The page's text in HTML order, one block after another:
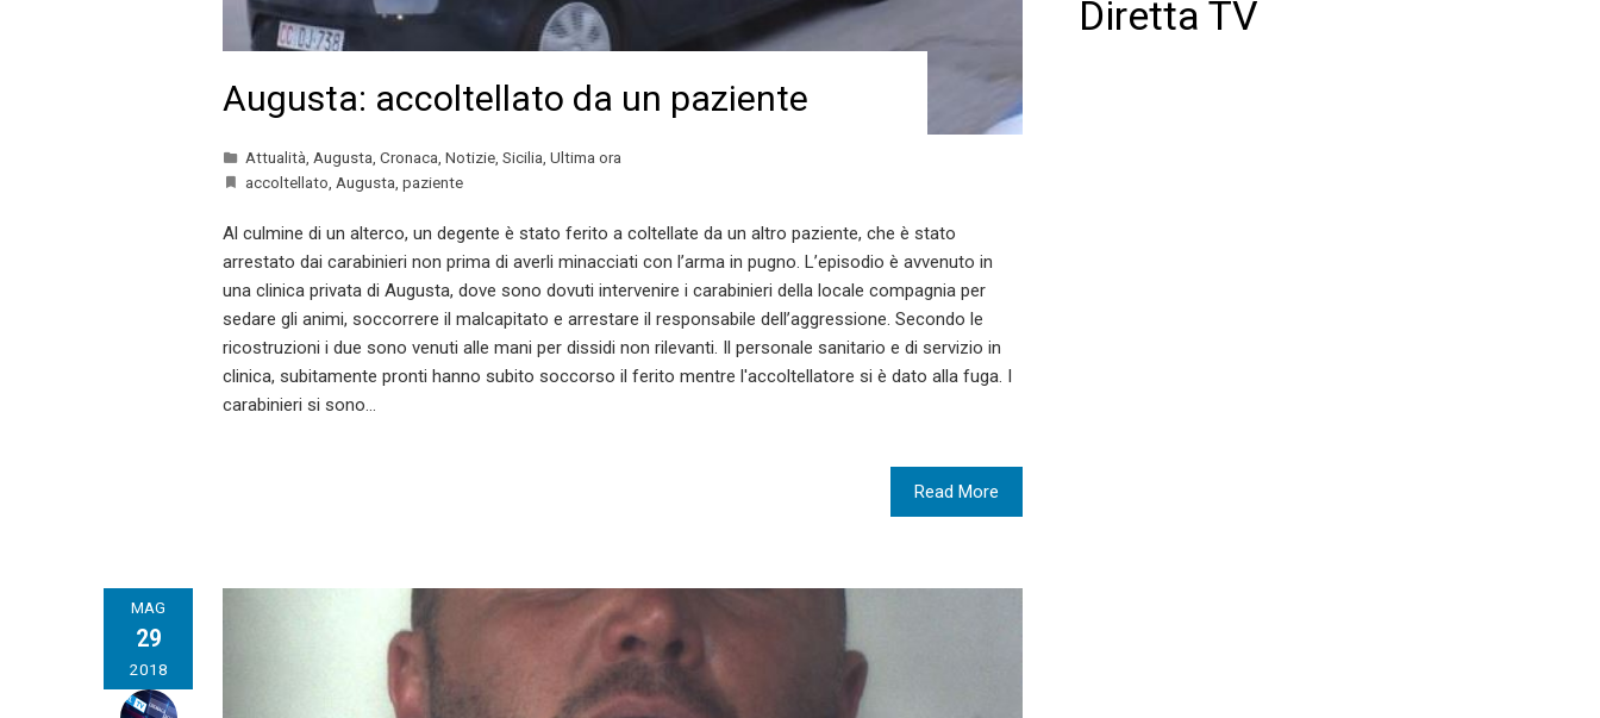
Augusta: accoltellato da un paziente
Attualità, Augusta, Cronaca, Notizie, Sicilia, Ultima ora
accoltellato, Augusta, paziente
Al culmine di un alterco, un degente è stato ferito a coltellate da un altro paziente, che è stato
arrestato dai carabinieri non prima di averli minacciati con l’arma in pugno. L’episodio è avvenuto in
una clinica privata di Augusta, dove sono dovuti intervenire i carabinieri della locale compagnia per
sedare gli animi, soccorrere il malcapitato e arrestare il responsabile dell’aggressione. Secondo le
ricostruzioni i due sono venuti alle mani per dissidi non rilevanti. Il personale sanitario e di servizio in
clinica, subitamente pronti hanno subito soccorso il ferito mentre l'accoltellatore si è dato alla fuga. I
carabinieri si sono…
Read More
MAG
29
2018
Diretta TV